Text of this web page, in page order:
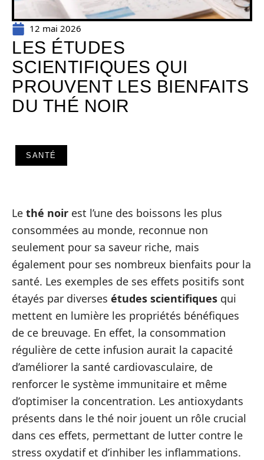
12 mai 2026
LES ÉTUDES
SCIENTIFIQUES QUI
PROUVENT LES BIENFAITS
DU THÉ NOIR
SANTÉ
Le thé noir est l’une des boissons les plus
consommées au monde, reconnue non
seulement pour sa saveur riche, mais
également pour ses nombreux bienfaits pour la
santé. Les exemples de ses effets positifs sont
étayés par diverses études scientifiques qui
mettent en lumière les propriétés bénéfiques
de ce breuvage. En effet, la consommation
régulière de cette infusion aurait la capacité
d’améliorer la santé cardiovasculaire, de
renforcer le système immunitaire et même
d’optimiser la concentration. Les antioxydants
présents dans le thé noir jouent un rôle crucial
dans ces effets, permettant de lutter contre le
stress oxydatif et d’inhiber les inflammations.